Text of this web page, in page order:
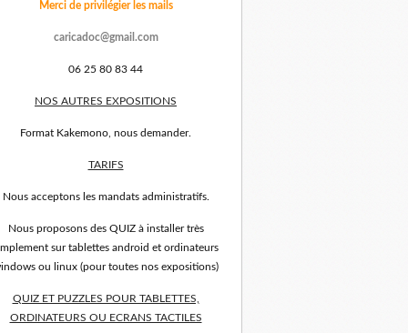
Merci de privilégier les mails
caricadoc@gmail.com
06 25 80 83 44
NOS AUTRES EXPOSITIONS
Format Kakemono, nous demander.
TARIFS
Nous acceptons les mandats administratifs.
Nous proposons des QUIZ à installer très
sur tablettes android et ordinateurs
ou linux (pour toutes nos expositions)
QUIZ ET PUZZLES POUR TABLETTES,
ORDINATEURS OU ECRANS TACTILES